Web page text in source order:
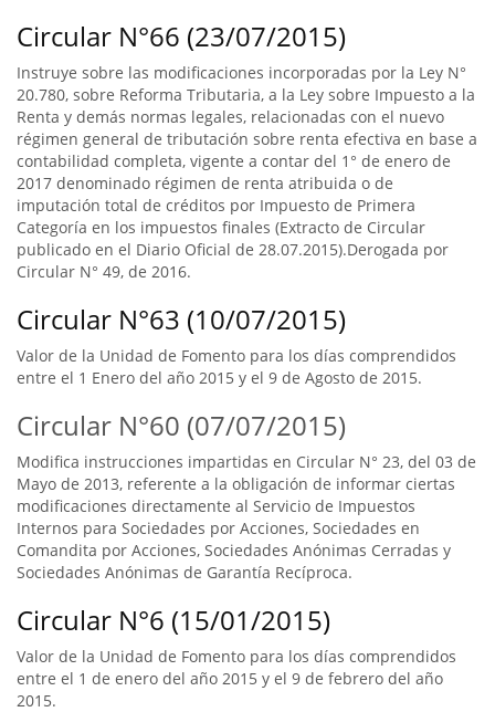
Circular N°66 (23/07/2015)
Instruye sobre las modificaciones incorporadas por la Ley N°
20.780, sobre Reforma Tributaria, a la Ley sobre Impuesto a la
Renta y demás normas legales, relacionadas con el nuevo
régimen general de tributación sobre renta efectiva en base a
contabilidad completa, vigente a contar del 1° de enero de
2017 denominado régimen de renta atribuida o de
imputación total de créditos por Impuesto de Primera
Categoría en los impuestos finales (Extracto de Circular
publicado en el Diario Oficial de 28.07.2015).Derogada por
Circular N° 49, de 2016.
Circular N°63 (10/07/2015)
Valor de la Unidad de Fomento para los días comprendidos
entre el 1 Enero del año 2015 y el 9 de Agosto de 2015.
Circular N°60 (07/07/2015)
Modifica instrucciones impartidas en Circular N° 23, del 03 de
Mayo de 2013, referente a la obligación de informar ciertas
modificaciones directamente al Servicio de Impuestos
Internos para Sociedades por Acciones, Sociedades en
Comandita por Acciones, Sociedades Anónimas Cerradas y
Sociedades Anónimas de Garantía Recíproca.
Circular N°6 (15/01/2015)
Valor de la Unidad de Fomento para los días comprendidos
entre el 1 de enero del año 2015 y el 9 de febrero del año
2015.